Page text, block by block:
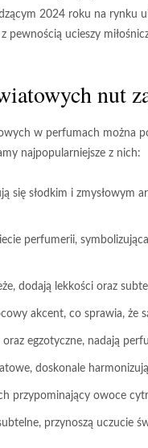
2024 roku na rynku
pewnością ucieszy
nut
w perfumach można
najpopularniejsze z nich:
się słodkim i zmysłowym
perfumerii,
dodają lekkości oraz
akcent, co sprawia, że
egzotyczne, nadają
doskonale
przypominający owoce
przynoszą uczucie